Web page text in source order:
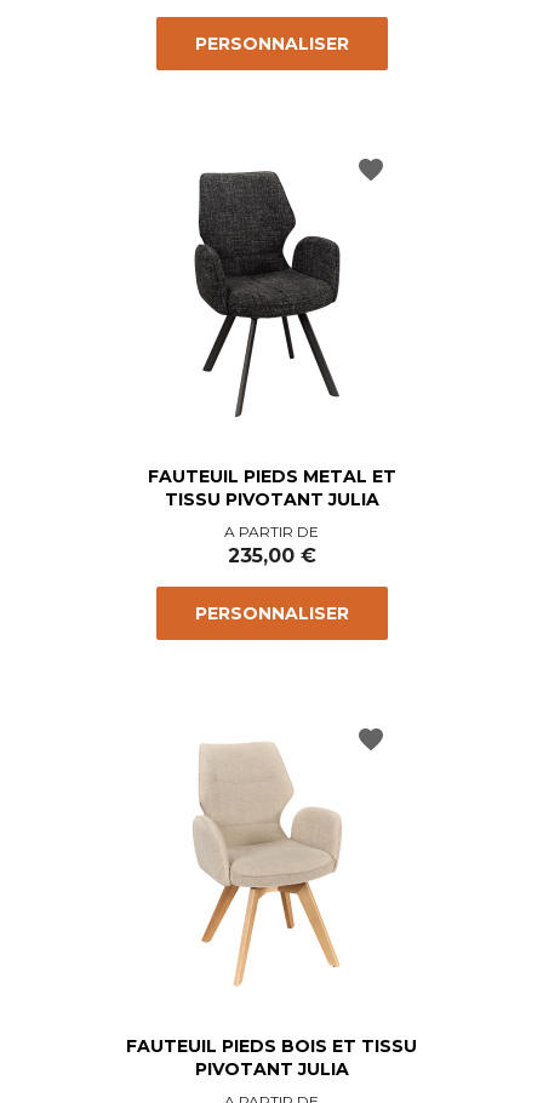
PERSONNALISER
FAUTEUIL PIEDS METAL ET
TISSU PIVOTANT JULIA
Prix
A PARTIR DE
235,00 €
PERSONNALISER
favorite
FAUTEUIL PIEDS BOIS ET TISSU
PIVOTANT JULIA
favorite